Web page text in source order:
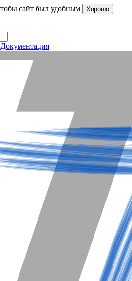
сайт был удобным Хорошо
Документация